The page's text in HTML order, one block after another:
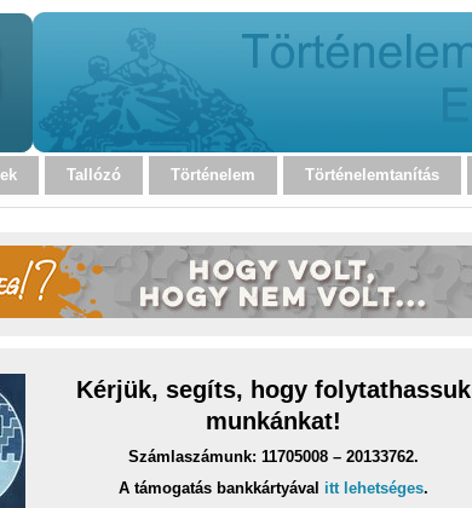
Tallózó Történelem Történelemtanítás
Kérjük, segíts, hogy folytathassuk
munkánkat!
Számlaszámunk: 11705008 – 20133762.
A támogatás bankkártyával itt lehetséges.